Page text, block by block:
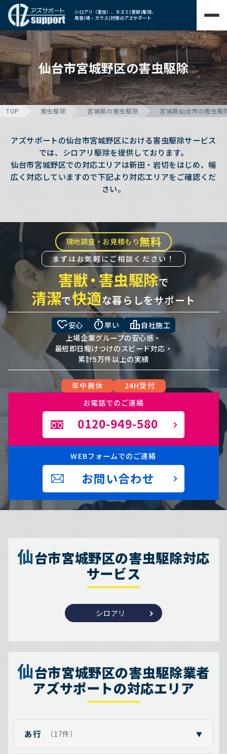
シロアリ（害虫）、ネズミ(害獣)駆除、
鳥害(鳩・カラス)対策のアズサポート
仙台市宮城野区の害虫駆除
TOP 害虫駆除 宮城県の害虫駆除 宮城県仙台市の害虫駆
アズサポートの仙台市宮城野区における害虫駆除サービス
では、シロアリ駆除を提供しております。
仙台市宮城野区での対応エリアは新田・岩切をはじめ、幅
広く対応していますので下記より対応エリアをご確認くだ
さい。
現地調査・お見積もり無料
まずはお気軽にご相談ください！
害獣・害虫駆除で
清潔で快適な暮らしをサポート
heart_check安心 timer早い leaderboard 自社施工
上場企業グループの安心感・
最短即日駆けつけのスピード対応・
累計5万件以上の実績
年中無休
24H受付
お電話でのご連絡
0120-949-580
WEBフォームでのご連絡
お問い合わせ
仙台市宮城野区の害虫駆除対応
サービス
シロアリ
仙台市宮城野区の害虫駆除業者
アズサポートの対応エリア
あ行 （17件） ▼